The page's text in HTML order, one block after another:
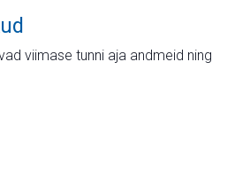
viimase tunni aja andmeid ning